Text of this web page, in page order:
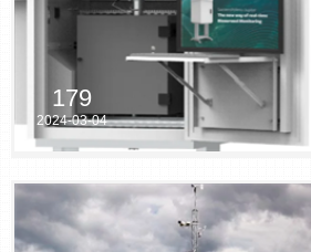
179
2024-03-04